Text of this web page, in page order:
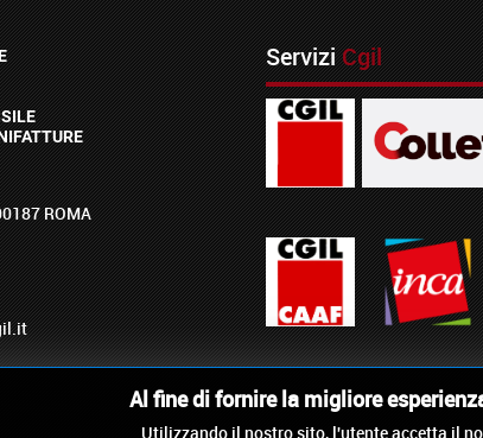
ROMA
Al fine di fornire la migliore
Utilizzando il nostro sito, l'utente accetta il
ServiziCgil